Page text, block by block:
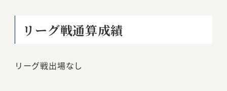
リーグ戦通算成績
リーグ戦出場なし